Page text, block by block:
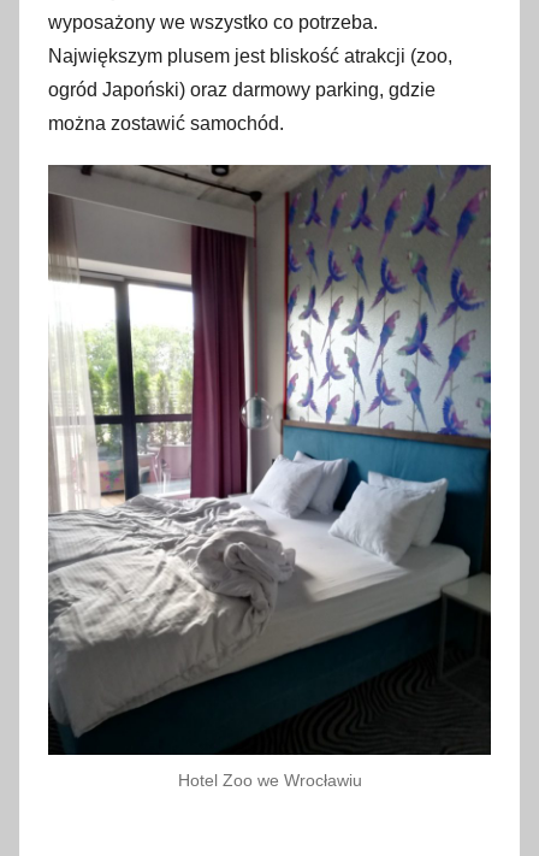
wyposażony we wszystko co potrzeba.
Największym plusem jest bliskość atrakcji (zoo,
ogród Japoński) oraz darmowy parking, gdzie
można zostawić samochód.
Hotel Zoo we Wrocławiu